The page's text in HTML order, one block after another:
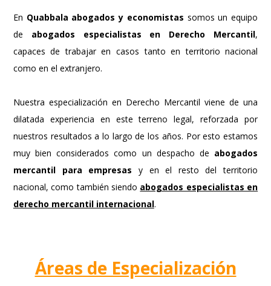
En Quabbala abogados y economistas somos un equipo
de abogados especialistas en Derecho Mercantil,
capaces de trabajar en casos tanto en territorio nacional
como en el extranjero.
Nuestra especialización en Derecho Mercantil viene de una
dilatada experiencia en este terreno legal, reforzada por
nuestros resultados a lo largo de los años. Por esto estamos
muy bien considerados como un despacho de abogados
mercantil para empresas y en el resto del territorio
nacional, como también siendo abogados especialistas en
derecho mercantil internacional.
Áreas de Especialización